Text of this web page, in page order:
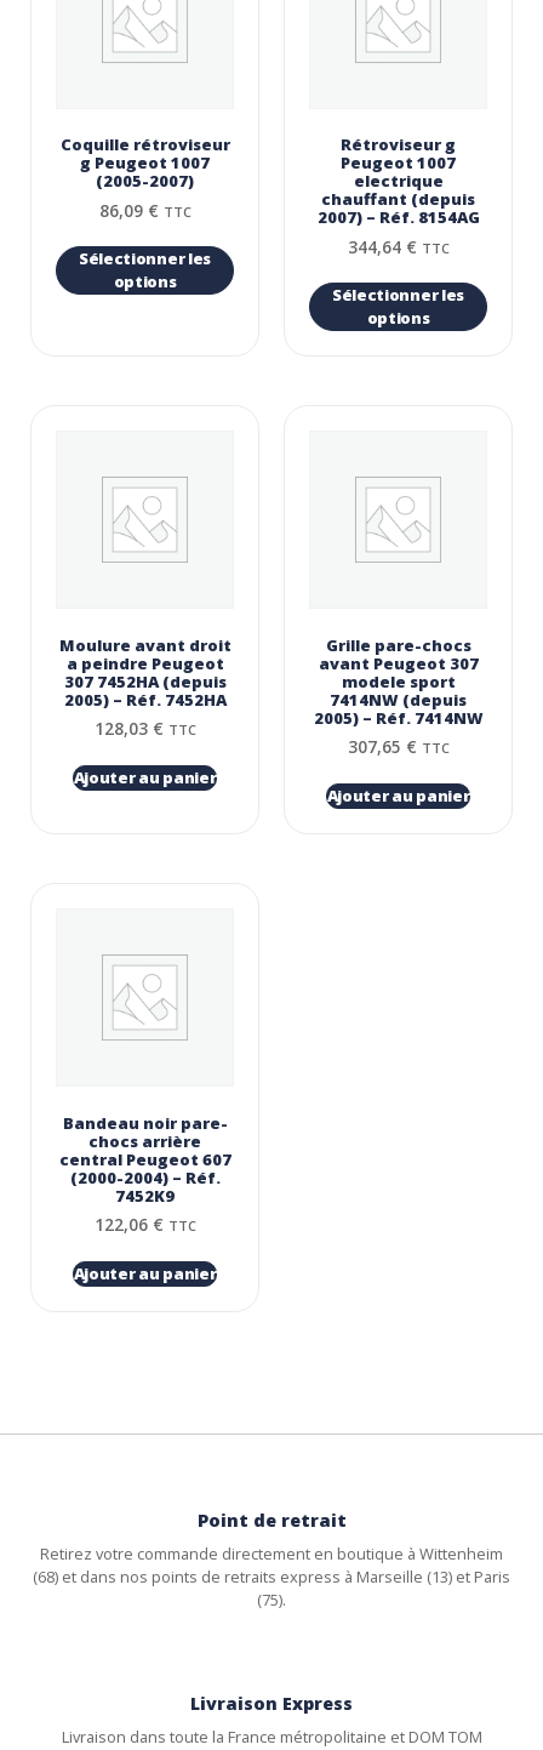
Coquille rétroviseur
g Peugeot 1007
(2005-2007)
86,09 € TTC
Sélectionner les
options
Rétroviseur g
Peugeot 1007
electrique
chauffant (depuis
2007) – Réf. 8154AG
344,64 € TTC
Sélectionner les
options
Moulure avant droit
a peindre Peugeot
307 7452HA (depuis
2005) – Réf. 7452HA
128,03 € TTC
Ajouter au panier
Grille pare-chocs
avant Peugeot 307
modele sport
7414NW (depuis
2005) – Réf. 7414NW
307,65 € TTC
Ajouter au panier
Bandeau noir pare-
chocs arrière
central Peugeot 607
(2000-2004) – Réf.
7452K9
122,06 € TTC
Ajouter au panier
Point de retrait
Retirez votre commande directement en boutique à Wittenheim
(68) et dans nos points de retraits express à Marseille (13) et Paris
(75).
Livraison Express
Livraison dans toute la France métropolitaine et DOM TOM